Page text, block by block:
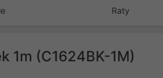
Raty
1m (C1624BK-1M)